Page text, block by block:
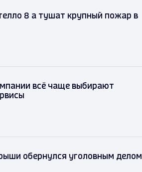
8 а тушат крупный пожар в
всё чаще выбирают
обернулся уголовным делом